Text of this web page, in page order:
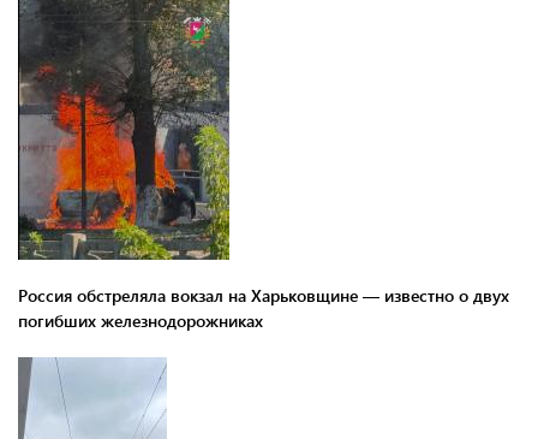
Россия обстреляла вокзал на Харьковщине — известно о двух
погибших железнодорожниках